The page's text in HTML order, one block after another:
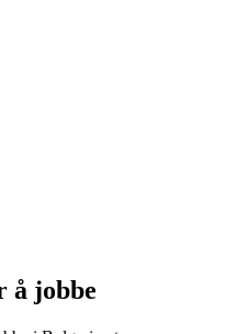
å jobbe